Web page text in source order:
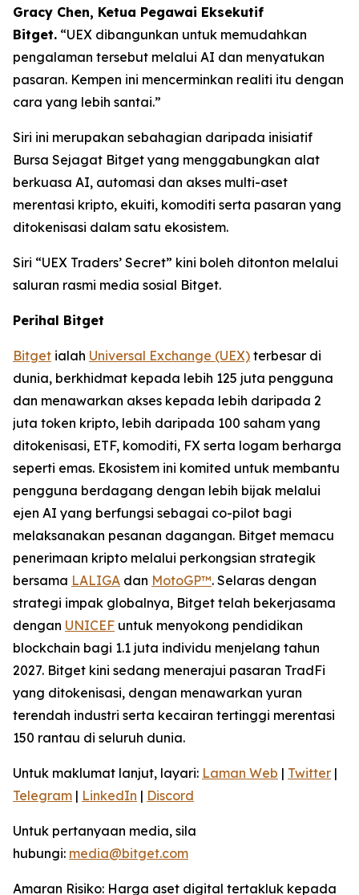
Gracy Chen, Ketua Pegawai Eksekutif
Bitget. “UEX dibangunkan untuk memudahkan
pengalaman tersebut melalui AI dan menyatukan
pasaran. Kempen ini mencerminkan realiti itu dengan
cara yang lebih santai.”
Siri ini merupakan sebahagian daripada inisiatif
Bursa Sejagat Bitget yang menggabungkan alat
berkuasa AI, automasi dan akses multi-aset
merentasi kripto, ekuiti, komoditi serta pasaran yang
ditokenisasi dalam satu ekosistem.
Siri “UEX Traders’ Secret” kini boleh ditonton melalui
saluran rasmi media sosial Bitget.
Perihal Bitget
Bitget ialah Universal Exchange (UEX) terbesar di
dunia, berkhidmat kepada lebih 125 juta pengguna
dan menawarkan akses kepada lebih daripada 2
juta token kripto, lebih daripada 100 saham yang
ditokenisasi, ETF, komoditi, FX serta logam berharga
seperti emas. Ekosistem ini komited untuk membantu
pengguna berdagang dengan lebih bijak melalui
ejen AI yang berfungsi sebagai co-pilot bagi
melaksanakan pesanan dagangan. Bitget memacu
penerimaan kripto melalui perkongsian strategik
bersama LALIGA dan MotoGP™. Selaras dengan
strategi impak globalnya, Bitget telah bekerjasama
dengan UNICEF untuk menyokong pendidikan
blockchain bagi 1.1 juta individu menjelang tahun
2027. Bitget kini sedang menerajui pasaran TradFi
yang ditokenisasi, dengan menawarkan yuran
terendah industri serta kecairan tertinggi merentasi
150 rantau di seluruh dunia.
Untuk maklumat lanjut, layari: Laman Web | Twitter |
Telegram | LinkedIn | Discord
Untuk pertanyaan media, sila
hubungi: media@bitget.com
Amaran Risiko: Harga aset digital tertakluk kepada